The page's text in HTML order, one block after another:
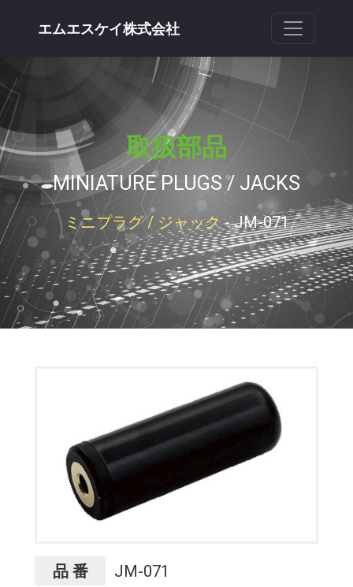
エムエスケイ株式会社
取扱部品
MINIATURE PLUGS / JACKS
ミニプラグ / ジャック- JM-071
品 番
JM-071